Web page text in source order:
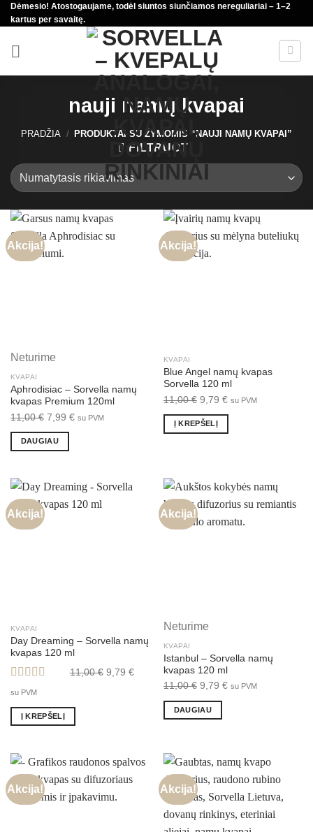
Skip
to
content
Dėmesio! Atostogaujame, todėl siuntos siunčiamos nereguliariai – 1–2
kartus per savaitę.
nauji namų kvapai
PRADŽIA / PRODUKTAI SU ŽYMOMIS “NAUJI NAMŲ KVAPAI”
FILTRUOTI
Akcija!
Neturime
KVAPAI
Aphrodisiac – Sorvella namų
kvapas Premium 120ml
11,00€ Original
price
was:
7,99 €Current
su PVM
DAUGIAU
Akcija!
KVAPAI
Blue Angel namų kvapas
Sorvella 120 ml
11,00€ Original
price
was:
9,79 €Current
price
su PVM
Į KREPŠELĮ
Akcija!
KVAPAI
Day Dreaming – Sorvella namų
kvapas 120 ml
Įvertinimas:
11,00€ Original
9,79 €Current
su PVM
Į KREPŠELĮ
Akcija!
Neturime
KVAPAI
Istanbul – Sorvella namų
kvapas 120 ml
11,00€ Original
price
was:
9,79 €Current
su PVM
DAUGIAU
Akcija! Akcija!